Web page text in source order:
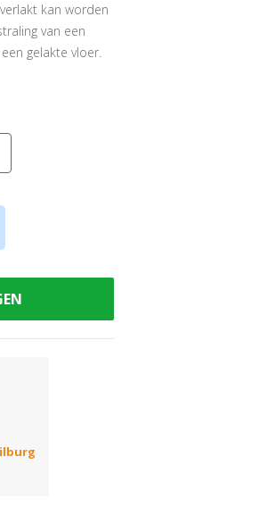
kan worden
van een
gelakte vloer.
kleur uit te